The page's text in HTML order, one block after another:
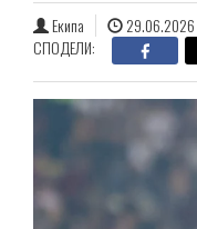
Екипа
29.06.2026
СПОДЕЛИ: